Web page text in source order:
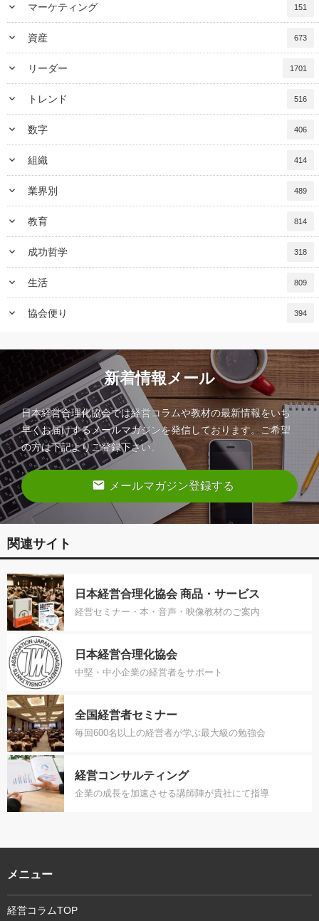
keyboard_arrow_down マーケティング 151
keyboard_arrow_down 資産 673
keyboard_arrow_down リーダー 1701
keyboard_arrow_down トレンド 516
keyboard_arrow_down 数字 406
keyboard_arrow_down 組織 414
keyboard_arrow_down 業界別 489
keyboard_arrow_down 教育 814
keyboard_arrow_down 成功哲学 318
keyboard_arrow_down 生活 809
keyboard_arrow_down 協会便り 394
新着情報メール
日本経営合理化協会では経営コラムや教材の最新情報をいち
早くお届けするメールマガジンを発信しております。ご希望
の方は下記よりご登録下さい。
email メールマガジン登録する
関連サイト
日本経営合理化協会 商品・サービス
経営セミナー・本・音声・映像教材のご案内
日本経営合理化協会
中堅・中小企業の経営者をサポート
全国経営者セミナー
毎回600名以上の経営者が学ぶ最大級の勉強会
経営コンサルティング
企業の成長を加速させる講師陣が貴社にて指導
メニュー
経営コラムTOP